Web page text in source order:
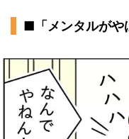
■「メンタルがや